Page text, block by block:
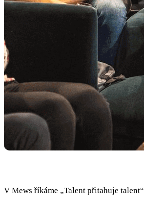
V Mews říkáme „Talent přitahuje